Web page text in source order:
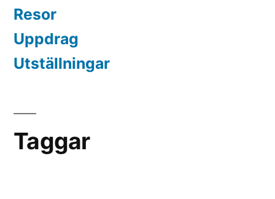
Resor
Uppdrag
Utställningar
Taggar